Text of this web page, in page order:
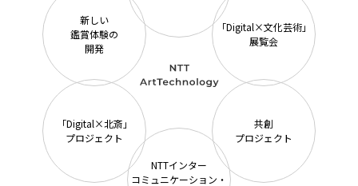
「Digital×文化芸術」
展覧会
共創
プロジェクト
NTTインター
コミュニケーション・
「Digital×北斎」
プロジェクト
新しい
鑑賞体験の
開発